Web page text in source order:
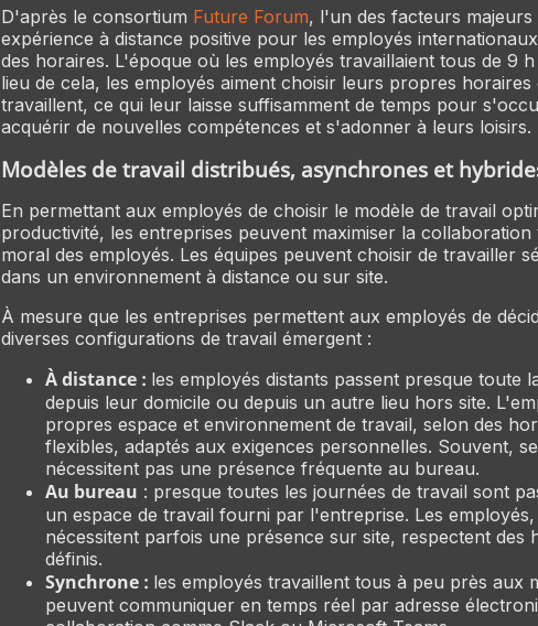
D'après le consortium Future Forum, l'un des facteurs
expérience à distance positive pour les employés
des horaires. L'époque où les employés travaillaient tous de 9
lieu de cela, les employés aiment choisir leurs propres horaires
travaillent, ce qui leur laisse suffisamment de temps pour
acquérir de nouvelles compétences et s'adonner à leurs loisirs.
Modèles de travail distribués, asynchrones et
En permettant aux employés de choisir le modèle de travail
productivité, les entreprises peuvent maximiser la
moral des employés. Les équipes peuvent choisir de travailler
dans un environnement à distance ou sur site.
À mesure que les entreprises permettent aux employés de
diverses configurations de travail émergent :
À distance : les employés distants passent presque toute
depuis leur domicile ou depuis un autre lieu hors site.
propres espace et environnement de travail, selon des
flexibles, adaptés aux exigences personnelles. Souvent,
nécessitent pas une présence fréquente au bureau.
Au bureau : presque toutes les journées de travail sont
un espace de travail fourni par l'entreprise. Les
nécessitent parfois une présence sur site, respectent des
définis.
Synchrone : les employés travaillent tous à peu près aux
peuvent communiquer en temps réel par adresse